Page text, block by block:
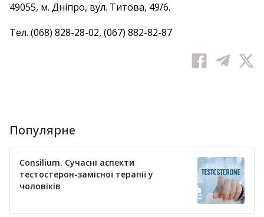
49055, м. Дніпро, вул. Титова, 49/6.
Тел. (068) 828-28-02, (067) 882-82-87
Популярне
Consilium. Сучасні аспекти
тестостерон-замісної терапії у
чоловіків